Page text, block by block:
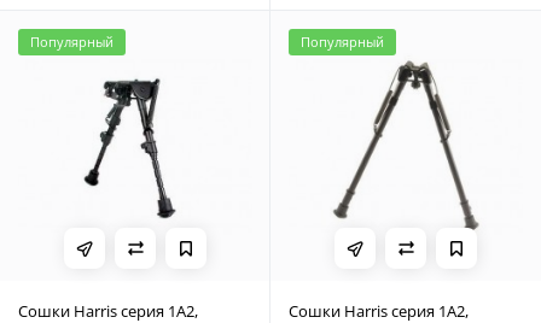
Популярный
Cошки Harris серия 1А2,
Популярный
Cошки Harris серия 1А2,